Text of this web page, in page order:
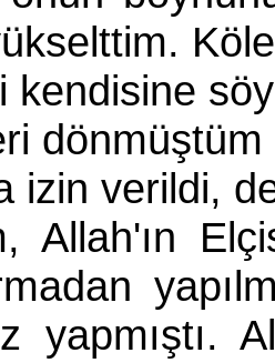
dönmüştüm
izin verildi,
Allah'ın
yapmıştı.